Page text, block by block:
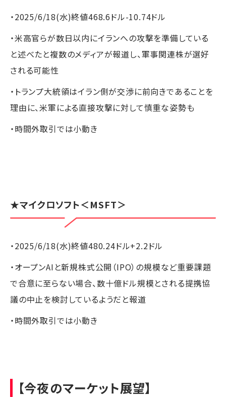
・2025/6/18(水)終値468.6ドル-10.74ドル
・米高官らが数日以内にイランへの攻撃を準備している
と述べたと複数のメディアが報道し、軍事関連株が選好
される可能性
・トランプ大統領はイラン側が交渉に前向きであることを
理由に、米軍による直接攻撃に対して慎重な姿勢も
・時間外取引では小動き
★マイクロソフト＜MSFT＞
・2025/6/18(水)終値480.24ドル+2.2ドル
・オープンAIと新規株式公開（IPO）の規模など重要課題
で合意に至らない場合、数十億ドル規模とされる提携協
議の中止を検討しているようだと報道
・時間外取引では小動き
【今夜のマーケット展望】